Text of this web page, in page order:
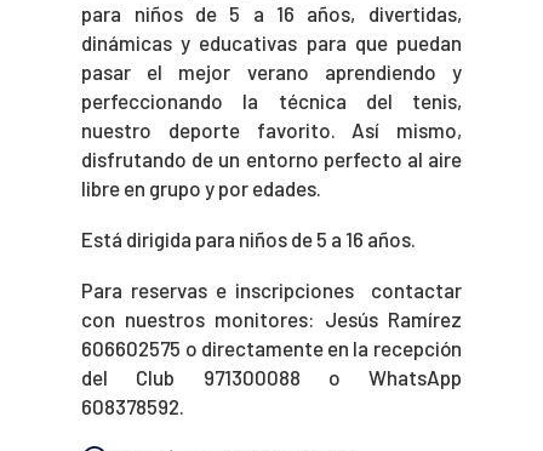
para niños de 5 a 16 años, divertidas,
dinámicas y educativas para que puedan
pasar el mejor verano aprendiendo y
perfeccionando la técnica del tenis,
nuestro deporte favorito. Así mismo,
disfrutando de un entorno perfecto al aire
libre en grupo y por edades.
Está dirigida para niños de 5 a 16 años.
Para reservas e inscripciones contactar
con nuestros monitores: Jesús Ramírez
606602575 o directamente en la recepción
del Club 971300088 o WhatsApp
608378592.